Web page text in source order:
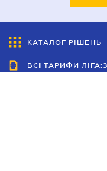
КАТАЛОГ РІШЕНЬ
ВСІ ТАРИФИ